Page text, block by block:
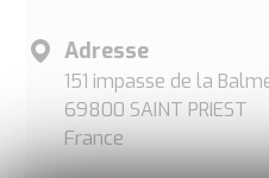
Adresse
151 impasse de la
69800 SAINT PRIEST
France